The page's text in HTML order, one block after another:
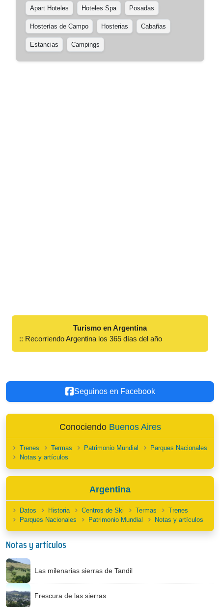
Apart Hoteles Hoteles Spa Posadas
Hosterías de Campo Hosterias Cabañas
Estancias Campings
Turismo en Argentina
:: Recorriendo Argentina los 365 días del año
Seguinos en Facebook
Conociendo Buenos Aires
Trenes Termas Patrimonio Mundial
Parques Nacionales
Notas y artículos
Argentina
Datos Historia Centros de Ski Termas
Trenes
Parques Nacionales
Patrimonio Mundial Notas y artículos
Notas y artículos
Las milenarias sierras de Tandil
Frescura de las sierras